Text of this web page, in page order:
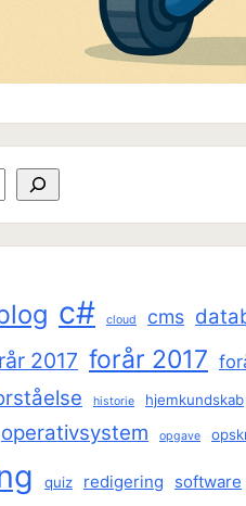
c# cloud cms
2017 forår 2017
historie hjemkundskab
operativsystem opgave
quiz redigering software